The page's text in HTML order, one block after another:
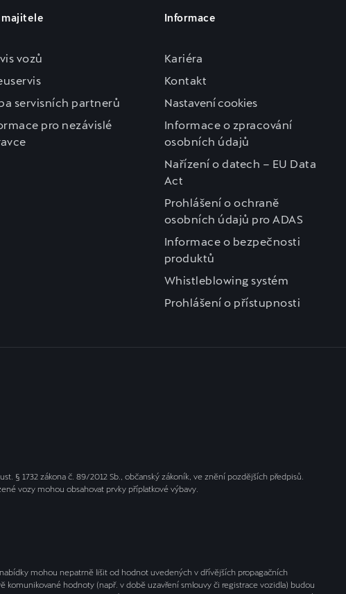
majitele
vozů
servisních partnerů
pro nezávislé
Informace
Kariéra
Kontakt
Nastavení cookies
Informace o zpracování
osobních údajů
Nařízení o datech – EU Data
Act
Prohlášení o ochraně
osobních údajů pro ADAS
Informace o bezpečnosti
produktů
Whistleblowing systém
Prohlášení o přístupnosti
§ 1732 zákona č. 89/2012 Sb., občanský zákoník, ve znění pozdějších předpisů.
vozy mohou obsahovat prvky příplatkové výbavy.
mohou nepatrně lišit od hodnot uvedených v dřívějších propagačních
hodnoty (např. v době uzavření smlouvy či registrace vozidla) budou